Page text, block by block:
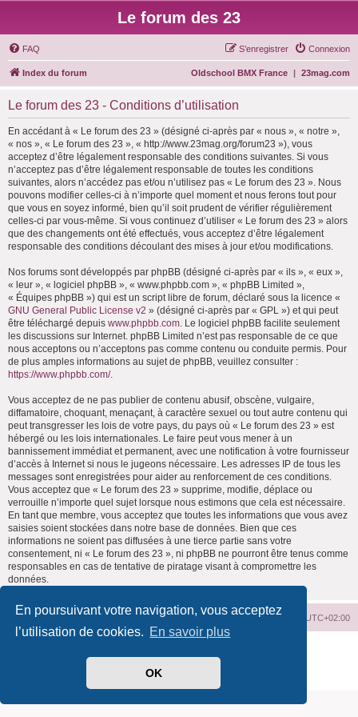
En poursuivant votre navigation, vous acceptez
l’utilisation de cookies. En savoir plus
OK
Le forum des 23
FAQ Connexion
S’enregistrer
Index du forum 23mag.com
|
Oldschool BMX France
Le forum des 23 - Conditions d’utilisation
En accédant à « Le forum des 23 » (désigné ci-après par « nous », « notre »,
« nos », « Le forum des 23 », « http://www.23mag.org/forum23 »), vous
acceptez d’être légalement responsable des conditions suivantes. Si vous
n’acceptez pas d’être légalement responsable de toutes les conditions
suivantes, alors n’accédez pas et/ou n’utilisez pas « Le forum des 23 ». Nous
pouvons modifier celles-ci à n’importe quel moment et nous ferons tout pour
que vous en soyez informé, bien qu’il soit prudent de vérifier régulièrement
celles-ci par vous-même. Si vous continuez d’utiliser « Le forum des 23 » alors
que des changements ont été effectués, vous acceptez d’être légalement
responsable des conditions découlant des mises à jour et/ou modifications.
Nos forums sont développés par phpBB (désigné ci-après par « ils », « eux »,
« leur », « logiciel phpBB », « www.phpbb.com », « phpBB Limited »,
« Équipes phpBB ») qui est un script libre de forum, déclaré sous la licence «
GNU General Public License v2 » (désigné ci-après par « GPL ») et qui peut
être téléchargé depuis www.phpbb.com. Le logiciel phpBB facilite seulement
les discussions sur Internet. phpBB Limited n’est pas responsable de ce que
nous acceptons ou n’acceptons pas comme contenu ou conduite permis. Pour
de plus amples informations au sujet de phpBB, veuillez consulter :
https://www.phpbb.com/.
Vous acceptez de ne pas publier de contenu abusif, obscène, vulgaire,
diffamatoire, choquant, menaçant, à caractère sexuel ou tout autre contenu qui
peut transgresser les lois de votre pays, du pays où « Le forum des 23 » est
hébergé ou les lois internationales. Le faire peut vous mener à un
bannissement immédiat et permanent, avec une notification à votre fournisseur
d’accès à Internet si nous le jugeons nécessaire. Les adresses IP de tous les
messages sont enregistrées pour aider au renforcement de ces conditions.
Vous acceptez que « Le forum des 23 » supprime, modifie, déplace ou
verrouille n’importe quel sujet lorsque nous estimons que cela est nécessaire.
En tant que membre, vous acceptez que toutes les informations que vous avez
saisies soient stockées dans notre base de données. Bien que ces
informations ne soient pas diffusées à une tierce partie sans votre
consentement, ni « Le forum des 23 », ni phpBB ne pourront être tenus comme
responsables en cas de tentative de piratage visant à compromettre les
données.
Index du forum Heures au format UTC+02:00
Supprimer les cookies
phpBB-fr.com
Confidentialité